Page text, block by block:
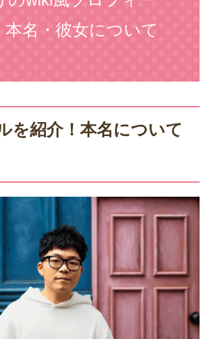
本名・彼女について
を紹介！本名について